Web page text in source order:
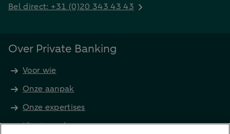
Bel direct: +31 (0)20 343 43 43
Over Private Banking
Voor wie
Onze aanpak
Onze expertises
Klant worden